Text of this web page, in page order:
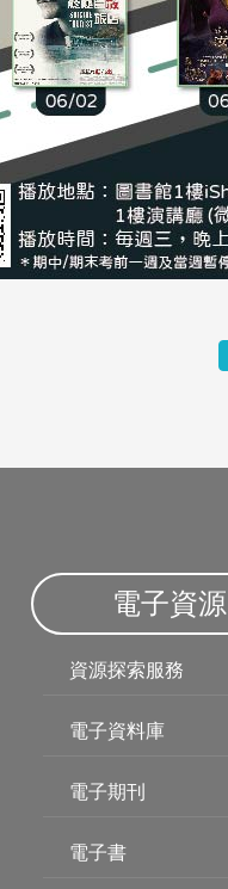
電子資源
資源探索服務
電子資料庫
電子期刊
電子書